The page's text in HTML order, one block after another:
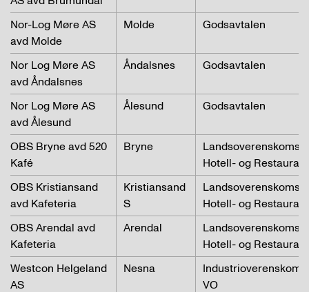
Nor-Log Møre AS
avd Molde
Molde Godsavtalen
Nor Log Møre AS
avd Åndalsnes
Åndalsnes Godsavtalen
Nor Log Møre AS
avd Ålesund
Ålesund Godsavtalen
OBS Bryne avd 520
Kafé
Bryne
Hotell- og
OBS Kristiansand
avd Kafeteria
Kristiansand
S
Hotell- og
OBS Arendal avd
Kafeteria
Arendal
Hotell- og
Westcon Helgeland
AS
Nesna
VO